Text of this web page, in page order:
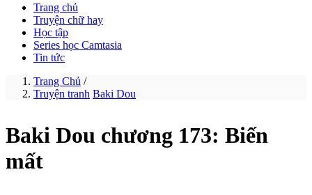
Trang chủ
Truyện chữ hay
Học tập
Series học Camtasia
Tin tức
Trang Chủ /
Truyện tranh Baki Dou
Baki Dou chương 173: Biến
mất